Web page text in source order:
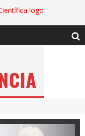
Baú de Histórias - A jamais imaginada aventura com os moinhos de vento